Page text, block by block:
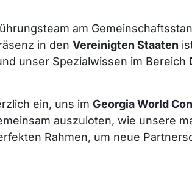
am
in den Vereinigten Staaten
unser Spezialwissen im Bereich
ein, uns im Georgia World
auszuloten, wie unsere
Rahmen, um neue